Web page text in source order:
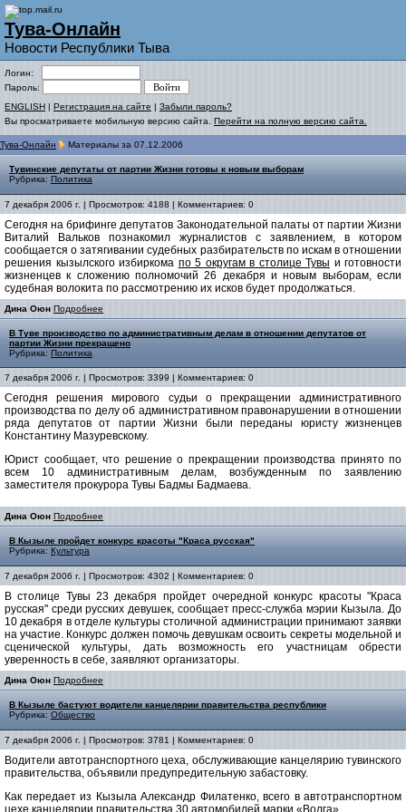
Тува-Онлайн
Новости Республики Тыва
Логин:
Пароль:
ENGLISH | Регистрация на сайте | Забыли пароль?
Вы просматриваете мобильную версию сайта. Перейти на полную версию сайта.
Тува-Онлайн Материалы за 07.12.2006
Тувинские депутаты от партии Жизни готовы к новым выборам
Рубрика: Политика
7 декабря 2006 г. | Просмотров: 4188 | Комментариев: 0
Сегодня на брифинге депутатов Законодательной палаты от партии Жизни
Виталий Вальков познакомил журналистов с заявлением, в котором
сообщается о затягивании судебных разбирательств по искам в отношении
решения кызылского избиркома по 5 округам в столице Тувы и готовности
жизненцев к сложению полномочий 26 декабря и новым выборам, если
судебная волокита по рассмотрению их исков будет продолжаться.
Дина Оюн Подробнее
В Туве производство по административным делам в отношении депутатов от
партии Жизни прекращено
Рубрика: Политика
7 декабря 2006 г. | Просмотров: 3399 | Комментариев: 0
Сегодня решения мирового судьи о прекращении административного
производства по делу об административном правонарушении в отношении
ряда депутатов от партии Жизни были переданы юристу жизненцев
Константину Мазуревскому.
Юрист сообщает, что решение о прекращении производства принято по
всем 10 административным делам, возбужденным по заявлению
заместителя прокурора Тувы Бадмы Бадмаева.
Дина Оюн Подробнее
В Кызыле пройдет конкурс красоты "Краса русская"
Рубрика: Культура
7 декабря 2006 г. | Просмотров: 4302 | Комментариев: 0
В столице Тувы 23 декабря пройдет очередной конкурс красоты "Краса
русская" среди русских девушек, сообщает пресс-служба мэрии Кызыла. До
10 декабря в отделе культуры столичной администрации принимают заявки
на участие. Конкурс должен помочь девушкам освоить секреты модельной и
сценической культуры, дать возможность его участницам обрести
уверенность в себе, заявляют организаторы.
Дина Оюн Подробнее
В Кызыле бастуют водители канцелярии правительства республики
Рубрика: Общество
7 декабря 2006 г. | Просмотров: 3781 | Комментариев: 0
Водители автотранспортного цеха, обслуживающие канцелярию тувинского
правительства, объявили предупредительную забастовку.
Как передает из Кызыла Александр Филатенко, всего в автотранспортном